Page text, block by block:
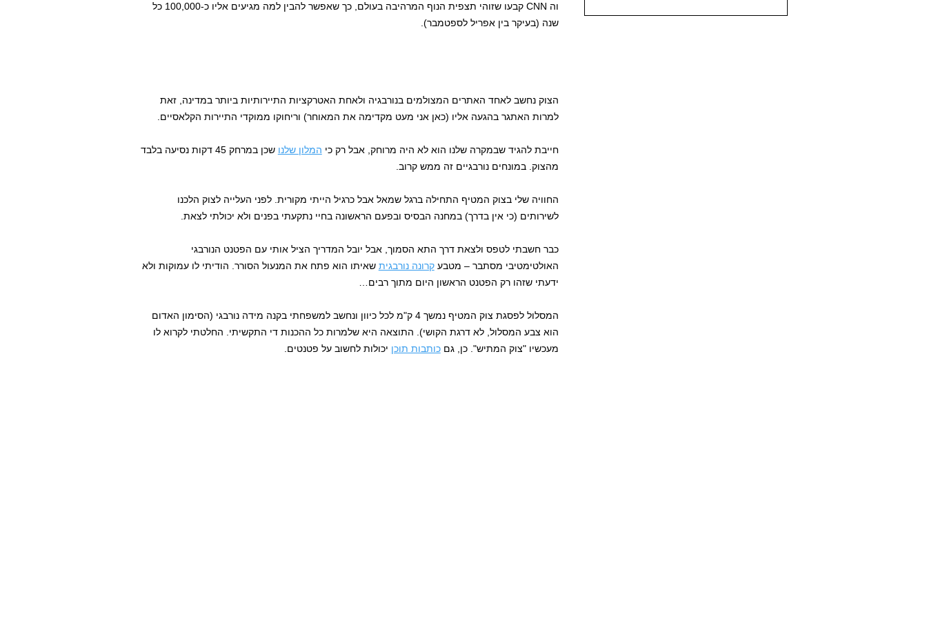
וה CNN קבעו שזוהי תצפית הנוף המרהיבה בעולם, כך שאפשר להבין למה מגיעים אליו כ-100,000 כל
שנה (בעיקר בין אפריל לספטמבר).
הצוק נחשב לאחד האתרים המצולמים בנורבגיה ולאחת האטרקציות התיירותיות ביותר במדינה, זאת
למרות האתגר בהגעה אליו (כאן אני מעט מקדימה את המאוחר) וריחוקו ממוקדי התיירות הקלאסיים.
חייבת להגיד שבמקרה שלנו הוא לא היה מרוחק, אבל רק כי המלון שלנו
שכן במרחק 45 דקות נסיעה בלבד
מהצוק. במונחים נורבגיים זה ממש קרוב.
החוויה שלי בצוק המטיף התחילה ברגל שמאל אבל כרגיל הייתי מקורית. לפני העלייה לצוק הלכנו
לשירותים (כי אין בדרך) במחנה הבסיס ובפעם הראשונה בחיי נתקעתי בפנים ולא יכולתי לצאת.
כבר חשבתי לטפס ולצאת דרך התא הסמוך, אבל יובל המדריך הציל אותי עם הפטנט הנורבגי
האולטימטיבי מסתבר – מטבעקרונה נורבגית שאיתו הוא פתח את המנעול הסורר. הודיתי לו עמוקות ולא
ידעתי שזהו רק הפטנט הראשון היום מתוך רבים…
המסלול לפסגת צוק המטיף נמשך 4 ק"מ לכל כיוון ונחשב למשפחתי בקנה מידה נורבגי (הסימון האדום
הוא צבע המסלול, לא דרגת הקושי). התוצאה היא שלמרות כל ההכנות די התקשיתי. החלטתי לקרוא לו
מעכשיו "צוק המתיש". כן, גםכותבות תוכן יכולות לחשוב על פטנטים.